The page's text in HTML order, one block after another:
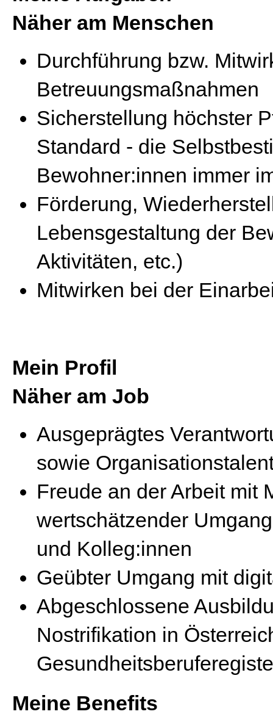
Näher am Menschen
Durchführung bzw.
Betreuungsmaßnahmen
Sicherstellung höchster
Standard - die
Bewohner:innen immer
Förderung,
Lebensgestaltung der
Aktivitäten, etc.)
Mitwirken bei der
Mein Profil
Näher am Job
Ausgeprägtes
sowie
Freude an der Arbeit mit
wertschätzender
und Kolleg:innen
Geübter Umgang mit
Abgeschlossene
Nostrifikation in
Meine Benefits